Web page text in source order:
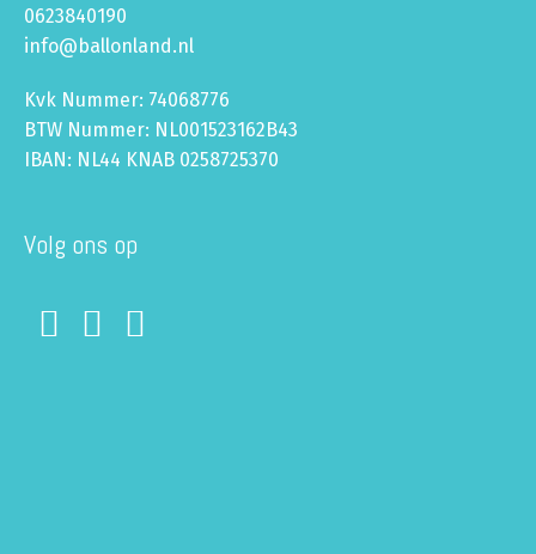
0623840190
info@ballonland.nl
Kvk Nummer: 74068776
BTW Nummer: NL001523162B43
IBAN: NL44 KNAB 0258725370
Volg ons op